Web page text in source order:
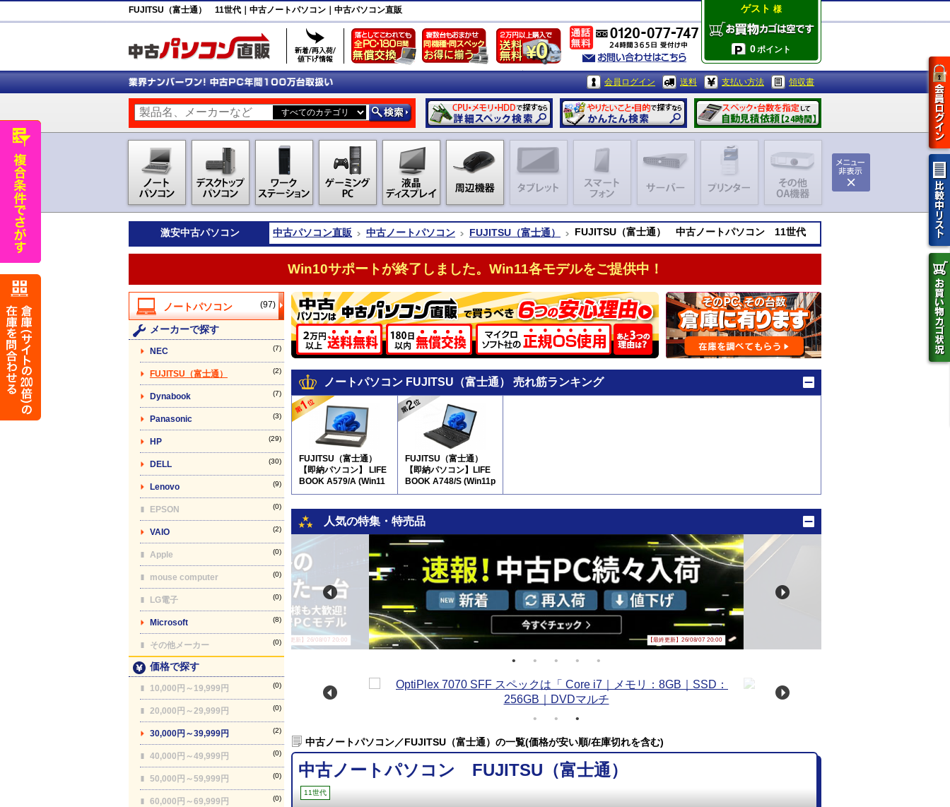
FUJITSU（富士通） 11世代｜中古ノートパソコン｜中古パソコン直販 ゲスト 様
0ポイント
会員ログイン 送料 支払い方法 領収書
激安中古パソコン 中古パソコン直販 中古ノートパソコン FUJITSU（富士通） FUJITSU（富士通） 中古ノートパソコン 11世代
Win10サポートが終了しました。Win11各モデルをご提供中！
(97)
メーカーで探す
NEC (7)
FUJITSU（富士通） (2)
Dynabook (7)
Panasonic (3)
HP (29)
DELL (30)
Lenovo (9)
EPSON (0)
VAIO (2)
Apple (0)
mouse computer (0)
LG電子 (0)
Microsoft (8)
その他メーカー (0)
価格で探す
10,000円～19,999円 (0)
20,000円～29,999円 (0)
30,000円～39,999円 (2)
40,000円～49,999円 (0)
50,000円～59,999円 (0)
60,000円～69,999円 (0)
ノートパソコン FUJITSU（富士通） 売れ筋ランキング
FUJITSU（富士通）
【即納パソコン】 LIFE
BOOK A579/A (Win11
pro64) 5N8(SSD新品)
FUJITSU（富士通）
【即納パソコン】LIFE
BOOK A748/S (Win11p
ro64)(SSD新品) 7N8
人気の特集・特売品
【最終更新】26/08/07 20:00 【最終更新】26/08/07 20:00
中古ノートパソコン／FUJITSU（富士通）の一覧(価格が安い順/在庫切れを含む)
中古ノートパソコン FUJITSU（富士通）
11世代